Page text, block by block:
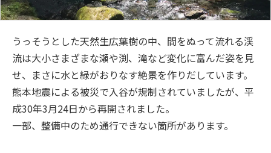
うっそうとした天然生広葉樹の中、間をぬって流れる渓
流は大小さまざまな瀬や渕、滝など変化に富んだ姿を見
せ、まさに水と緑がおりなす絶景を作りだしています。
熊本地震による被災で入谷が規制されていましたが、平
成30年3月24日から再開されました。
一部、整備中のため通行できない箇所があります。